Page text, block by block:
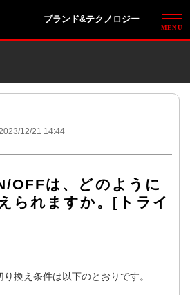
ブランド&テクノロジー
12/21 14:44
OFFは、どのように
られますか。[トライ
換え条件は以下のとおりです。